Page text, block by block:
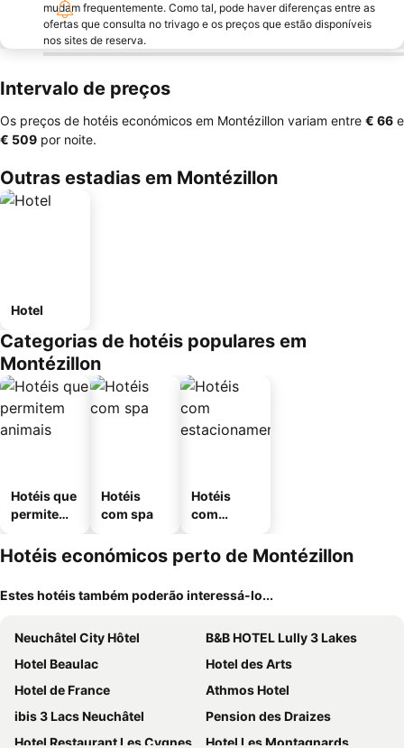
mudam frequentemente. Como tal, pode haver diferenças entre as
ofertas que consulta no trivago e os preços que estão disponíveis
nos sites de reserva.
Intervalo de preços
Os preços de hotéis económicos em Montézillon variam entre ‎€ 66 e
‎€ 509 por noite.
Outras estadias em Montézillon
Hotel
Categorias de hotéis populares em
Montézillon
Hotéis que
permitem
Hotéis
com spa
Hotéis
com
mento
Hotéis económicos perto de Montézillon
Estes hotéis também poderão interessá-lo...
Neuchâtel City Hôtel
B&B HOTEL Lully 3 Lakes
Hotel Beaulac
Hotel des Arts
Hotel de France
Athmos Hotel
ibis 3 Lacs Neuchâtel
Pension des Draizes
Hotel Restaurant Les Cygnes
Hotel Les Montagnards